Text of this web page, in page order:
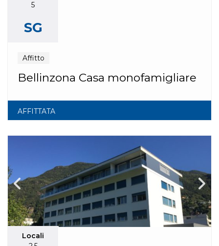
5
SG
Affitto
Bellinzona Casa monofamigliare
AFFITTATA
Locali